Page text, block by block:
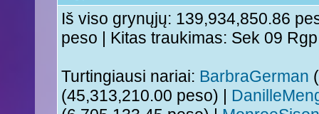
Iš viso grynųjų: 139,934,850.86
peso | Kitas traukimas: Sek 09
Turtingiausi nariai: BarbraGerman
(45,313,210.00 peso) |